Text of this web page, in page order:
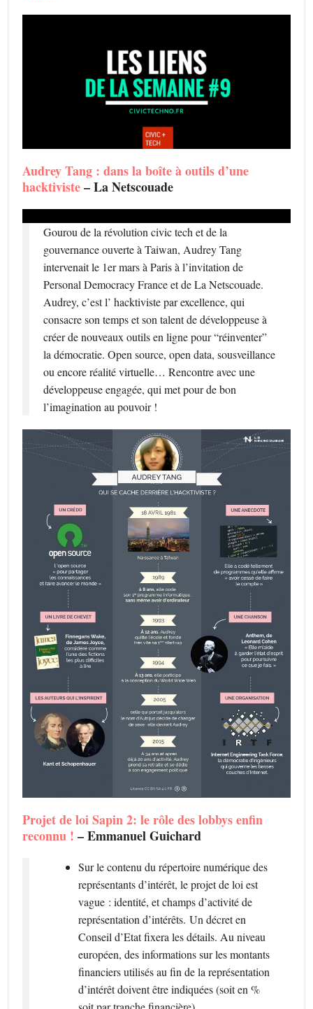
Audrey Tang : dans la boîte à outils d’une
hacktiviste– La Netscouade
Gourou de la révolution civic tech et de la
gouvernance ouverte à Taiwan, Audrey Tang
intervenait le 1er mars à Paris à l’invitation de
Personal Democracy France et de La Netscouade.
Audrey, c’est l’ hacktiviste par excellence, qui
consacre son temps et son talent de développeuse à
créer de nouveaux outils en ligne pour “réinventer”
la démocratie. Open source, open data, sousveillance
ou encore réalité virtuelle… Rencontre avec une
développeuse engagée, qui met pour de bon
l’imagination au pouvoir !
Projet de loi Sapin 2: le rôle des lobbys enfin
reconnu !– Emmanuel Guichard
Sur le contenu du répertoire numérique des
représentants d’intérêt, le projet de loi est
vague : identité, et champs d’activité de
représentation d’intérêts. Un décret en
Conseil d’Etat fixera les détails. Au niveau
européen, des informations sur les montants
financiers utilisés au fin de la représentation
d’intérêt doivent être indiquées (soit en %